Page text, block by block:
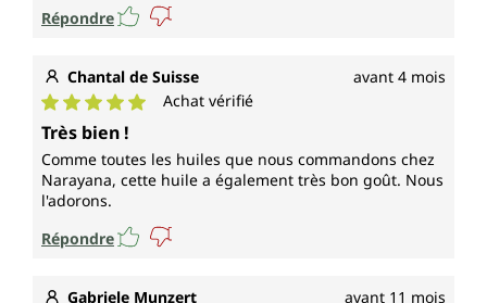
Répondre
Chantal de Suisse avant 4 mois
Note moyenne de 5 sur 5 étoiles
Achat vérifié
Très bien !
Comme toutes les huiles que nous commandons chez
Narayana, cette huile a également très bon goût. Nous
l'adorons.
Répondre
Gabriele Munzert avant 11 mois